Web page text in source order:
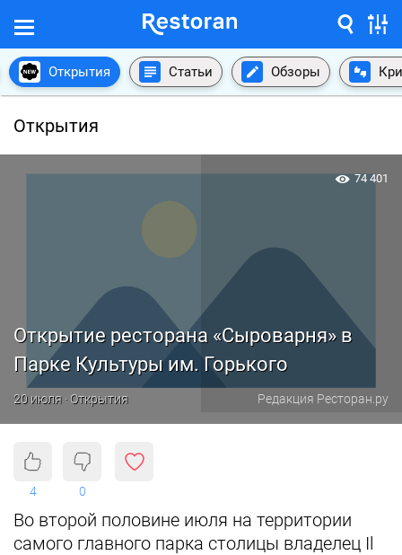
Открытия Статьи Обзоры
Открытия
Открытие ресторана «Сыроварня» в
Парке Культуры им. Горького
20 июля · Открытия Редакция Ресторан.ру
74 401
4 0
Во второй половине июля на территории
самого главного парка столицы владелец Il